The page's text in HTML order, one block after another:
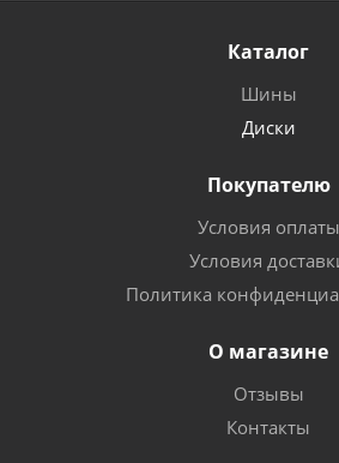
Каталог
Шины
Диски
Покупателю
Условия оплаты
Условия
Политика
О магазине
Отзывы
Контакты